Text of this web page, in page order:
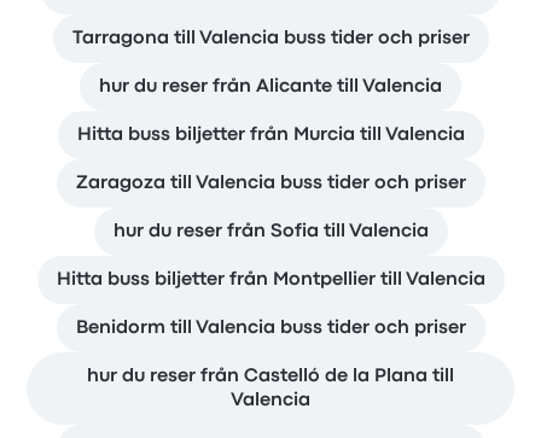
Tarragona till Valencia buss tider och priser
hur du reser från Alicante till Valencia
Hitta buss biljetter från Murcia till Valencia
Zaragoza till Valencia buss tider och priser
hur du reser från Sofia till Valencia
Hitta buss biljetter från Montpellier till Valencia
Benidorm till Valencia buss tider och priser
hur du reser från Castelló de la Plana till
Valencia